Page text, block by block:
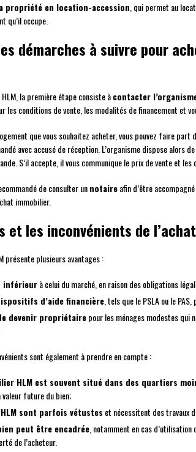
propriété en location-accession , qui permet au
qu’il occupe.
démarches à suivre pour
la première étape consiste àcontacter
les conditions de vente, les modalités de financement et
que vous souhaitez acheter, vous pouvez faire part
avec accusé de réception. L’organisme dispose alors de
S’il accepte, il vous communique le prix de vente et
de consulter unnotaireafin d’être
immobilier.
et les inconvénients de
présente plusieurs avantages :
inférieurà celui du marché, en raison des obligations
d’aide financière , tels que le PSLA ou le
devenir propriétairepour les ménages modestes qui
sont également à prendre en compte :
HLM est souvent situé dans des quartiers
future du bien;
sont parfois vétustes et nécessitent des travaux
peut être encadrée , notamment en cas
de l’acheteur.